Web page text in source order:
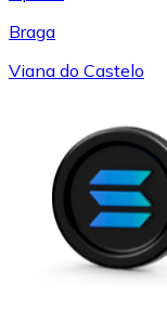
Braga
Viana do Castelo